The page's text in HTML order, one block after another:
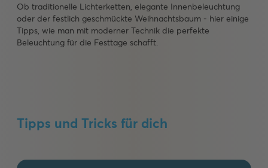
Ob traditionelle Lichterketten, elegante Innenbeleuchtung
oder der festlich geschmückte Weihnachtsbaum - hier einige
Tipps, wie man mit moderner Technik die perfekte
Beleuchtung für die Festtage schafft.
Tipps und Tricks für dich